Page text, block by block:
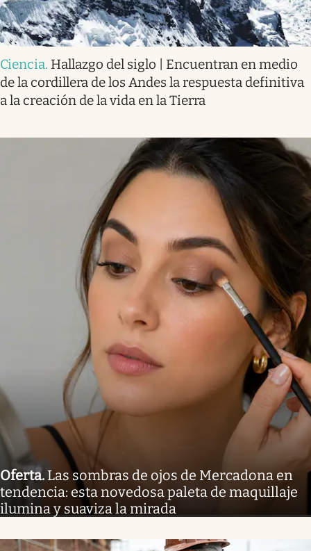
Ciencia. Hallazgo del siglo | Encuentran en medio
de la cordillera de los Andes la respuesta definitiva
a la creación de la vida en la Tierra
Oferta. Las sombras de ojos de Mercadona en
tendencia: esta novedosa paleta de maquillaje
ilumina y suaviza la mirada